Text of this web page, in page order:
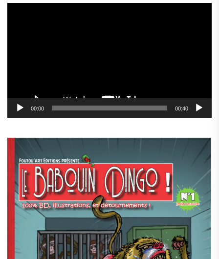
00:00 00:40